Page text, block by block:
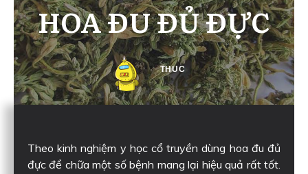
HOA ĐU ĐỦ ĐỰC
THUC
Theo kinh nghiệm y học cổ truyền dùng hoa đu đủ
đực để chữa một số bệnh mang lại hiệu quả rất tốt.